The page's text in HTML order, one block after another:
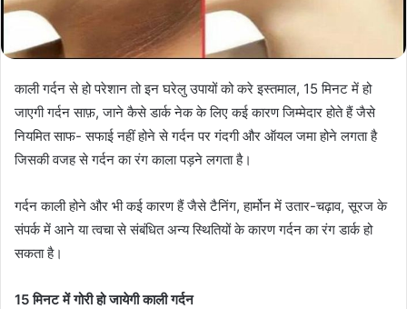
काली गर्दन से हो परेशान तो इन घरेलु उपायों को करे इस्तमाल, 15 मिनट में हो
जाएगी गर्दन साफ़, जाने कैसे डार्क नेक के लिए कई कारण जिम्मेदार होते हैं जैसे
नियमित साफ- सफाई नहीं होने से गर्दन पर गंदगी और ऑयल जमा होने लगता है
जिसकी वजह से गर्दन का रंग काला पड़ने लगता है।
गर्दन काली होने और भी कई कारण हैं जैसे टैनिंग, हार्मोन में उतार-चढ़ाव, सूरज के
संपर्क में आने या त्वचा से संबंधित अन्य स्थितियों के कारण गर्दन का रंग डार्क हो
सकता है।
15 मिनट में गोरी हो जायेगी काली गर्दन